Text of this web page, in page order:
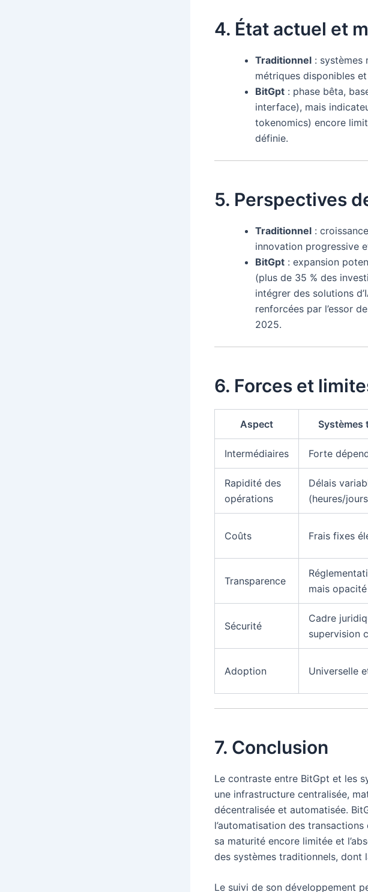
4. État actuel et
Traditionnel : systèmes
métriques disponibles
BitGpt : phase bêta,
interface), mais
tokenomics) encore
définie.
5. Perspectives
Traditionnel :
innovation progressive
BitGpt : expansion
(plus de 35 % des
intégrer des solutions
renforcées par l’essor
2025.
6. Forces et
Aspect Systèmes
Intermédiaires Forte
Rapidité des
opérations
Délais
(heures/
Coûts Frais fixes
Transparence
mais
Sécurité
Cadre
supervision
Adoption Universelle
7. Conclusion
Le contraste entre BitGpt et les
une infrastructure centralisée,
décentralisée et automatisée.
l’automatisation des
sa maturité encore limitée et
des systèmes traditionnels, dont
Le suivi de son développement